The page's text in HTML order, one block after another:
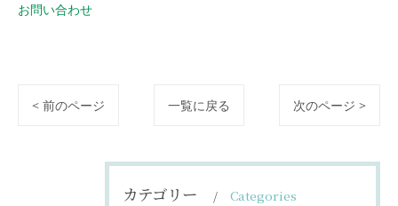
お問い合わせ
< 前のページ 一覧に戻る 次のページ >
カテゴリー Categories